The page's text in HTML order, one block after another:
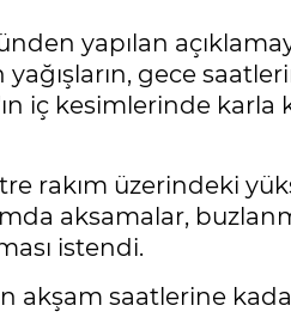
yapılan
gece
iç kesimlerinde karla
rakım üzerindeki
aksamalar,
istendi.
akşam saatlerine